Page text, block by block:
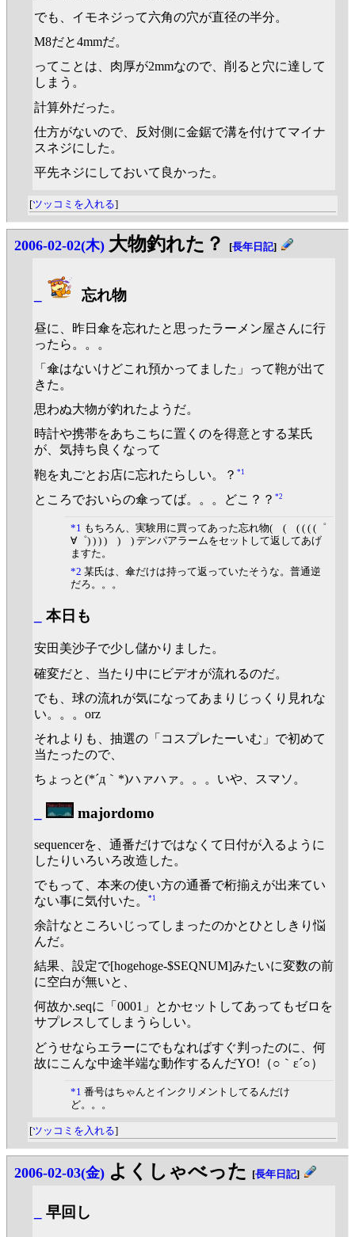
でも、イモネジって六角の穴が直径の半分。
M8だと4mmだ。
ってことは、肉厚が2mmなので、削ると穴に達して
しまう。
計算外だった。
仕方がないので、反対側に金鋸で溝を付けてマイナ
スネジにした。
平先ネジにしておいて良かった。
[ツッコミを入れる]
2006-02-02(木) 大物釣れた？ [長年日記]
忘れ物
昼に、昨日傘を忘れたと思ったラーメン屋さんに行
ったら。。。
「傘はないけどこれ預かってました」って鞄が出て
きた。
思わぬ大物が釣れたようだ。
時計や携帯をあちこちに置くのを得意とする某氏
が、気持ち良くなって
鞄を丸ごとお店に忘れたらしい。？ *1
ところでおいらの傘ってば。。。どこ？？ *2
*1 もちろん、実験用に買ってあった忘れ物( ( ( ( ( (゜
∀゜) ) ) ) ) ) デンパアラームをセットして返してあげ
ますた。
*2 某氏は、傘だけは持って返っていたそうな。普通逆
だろ。。。
本日も
安田美沙子で少し儲かりました。
確変だと、当たり中にビデオが流れるのだ。
でも、球の流れが気になってあまりじっくり見れな
い。。。orz
それよりも、抽選の「コスプレたーいむ」で初めて
当たったので、
ちょっと(*´д｀*)ハァハァ。。。いや、スマソ。
majordomo
sequencerを、通番だけではなくて日付が入るように
したりいろいろ改造した。
でもって、本来の使い方の通番で桁揃えが出来てい
ない事に気付いた。
*1
余計なところいじってしまったのかとひとしきり悩
んだ。
結果、設定で[hogehoge-$SEQNUM]みたいに変数の前
に空白が無いと、
何故か.seqに「0001」とかセットしてあってもゼロを
サプレスしてしまうらしい。
どうせならエラーにでもなればすぐ判ったのに、何
故にこんな中途半端な動作するんだYO!（○｀ε´○）
*1 番号はちゃんとインクリメントしてるんだけ
ど。。。
[ツッコミを入れる]
2006-02-03(金) よくしゃべった [長年日記]
早回し